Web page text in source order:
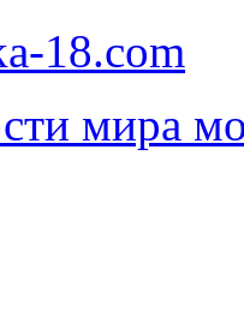
18.com
мира